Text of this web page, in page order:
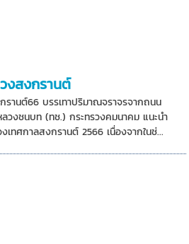
งสงกรานต์
รานต์66 บรรเทาปริมาณจราจรจากถนน
วงชนบท (ทช.) กระทรวงคมนาคม แนะนำ
เทศกาลสงกรานต์ 2566 เนื่องจากในช่...